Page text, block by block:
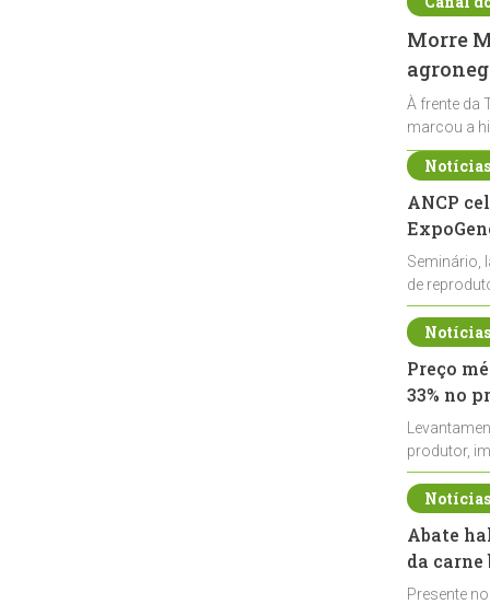
Morre
À frente da
marcou a
ANCP
Seminário,
de
durante a
Preço
33% no
produtor,
de leite cru
Abate
da
Presente